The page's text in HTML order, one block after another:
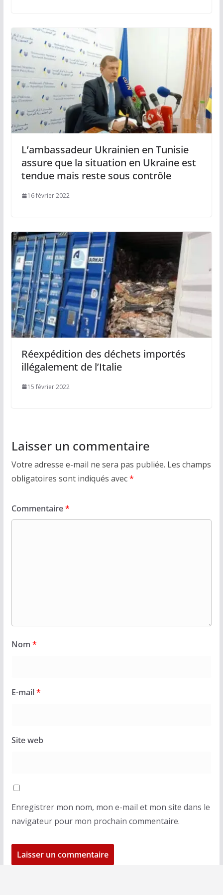
L’ambassadeur Ukrainien en Tunisie
assure que la situation en Ukraine est
tendue mais reste sous contrôle
16 février 2022
Réexpédition des déchets importés
illégalement de l’Italie
15 février 2022
Laisser un commentaire
Votre adresse e-mail ne sera pas publiée. Les champs
obligatoires sont indiqués avec*
Commentaire*
Nom *
E-mail*
Site web
Enregistrer mon nom, mon e-mail et mon site dans le
navigateur pour mon prochain commentaire.